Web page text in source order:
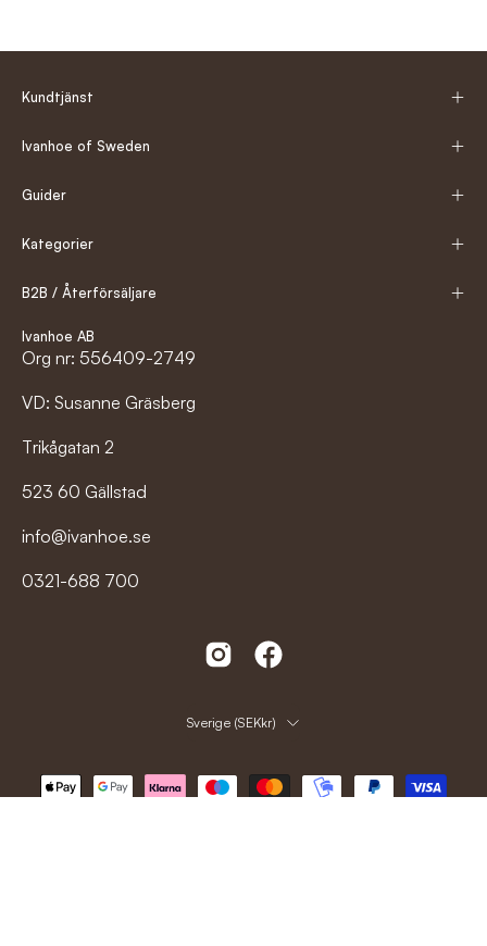
Kundtjänst
Ivanhoe of Sweden
Guider
Kategorier
B2B / Återförsäljare
Ivanhoe AB
Org nr: 556409-2749
VD: Susanne Gräsberg
Trikågatan 2
523 60 Gällstad
info@ivanhoe.se
0321-688 700
Land
Sverige (SEKkr)